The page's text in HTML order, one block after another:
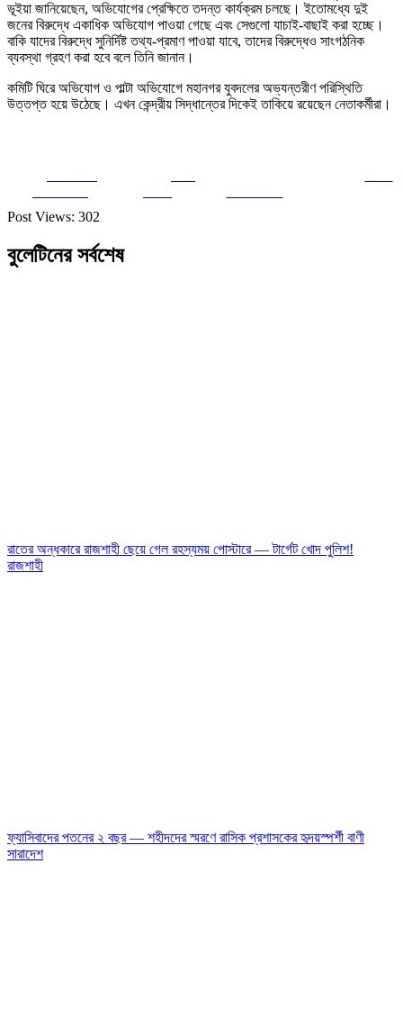
ভূইয়া জানিয়েছেন, অভিযোগের প্রেক্ষিতে তদন্ত কার্যক্রম চলছে। ইতোমধ্যে দুই
জনের বিরুদ্ধে একাধিক অভিযোগ পাওয়া গেছে এবং সেগুলো যাচাই-বাছাই করা হচ্ছে।
বাকি যাদের বিরুদ্ধে সুনির্দিষ্ট তথ্য-প্রমাণ পাওয়া যাবে, তাদের বিরুদ্ধেও সাংগঠনিক
ব্যবস্থা গ্রহণ করা হবে বলে তিনি জানান।
কমিটি ঘিরে অভিযোগ ও পাল্টা অভিযোগে মহানগর যুবদলের অভ্যন্তরীণ পরিস্থিতি
উত্তপ্ত হয়ে উঠেছে। এখন কেন্দ্রীয় সিদ্ধান্তের দিকেই তাকিয়ে রয়েছেন নেতাকর্মীরা।
Post Views: 302
বুলেটিনের সর্বশেষ
রাতের অন্ধকারে রাজশাহী ছেয়ে গেল রহস্যময় পোস্টারে — টার্গেট খোদ পুলিশ!
রাজশাহী
ফ্যাসিবাদের পতনের ২ বছর — শহীদদের স্মরণে রাসিক প্রশাসকের হৃদয়স্পর্শী বাণী
সারাদেশ